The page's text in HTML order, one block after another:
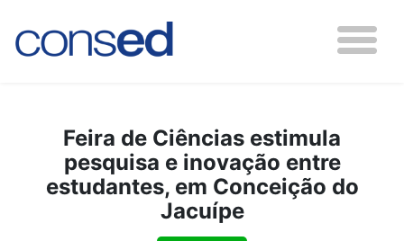
Feira de Ciências estimula
pesquisa e inovação entre
estudantes, em Conceição do
Jacuípe